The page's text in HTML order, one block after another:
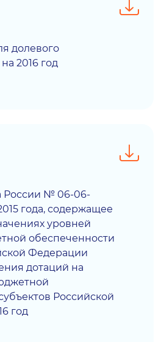
долевого
2016 год
№ 06-06-
года, содержащее
уровней
обеспеченности
Федерации
дотаций на
Российской
год